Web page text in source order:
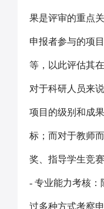
果是评审的重点
申报者参与的项
等，以此评估其
对于科研人员来
项目的级别和成
标；而对于教师
奖、指导学生竞
- 专业能力考核：
过多种方式考察